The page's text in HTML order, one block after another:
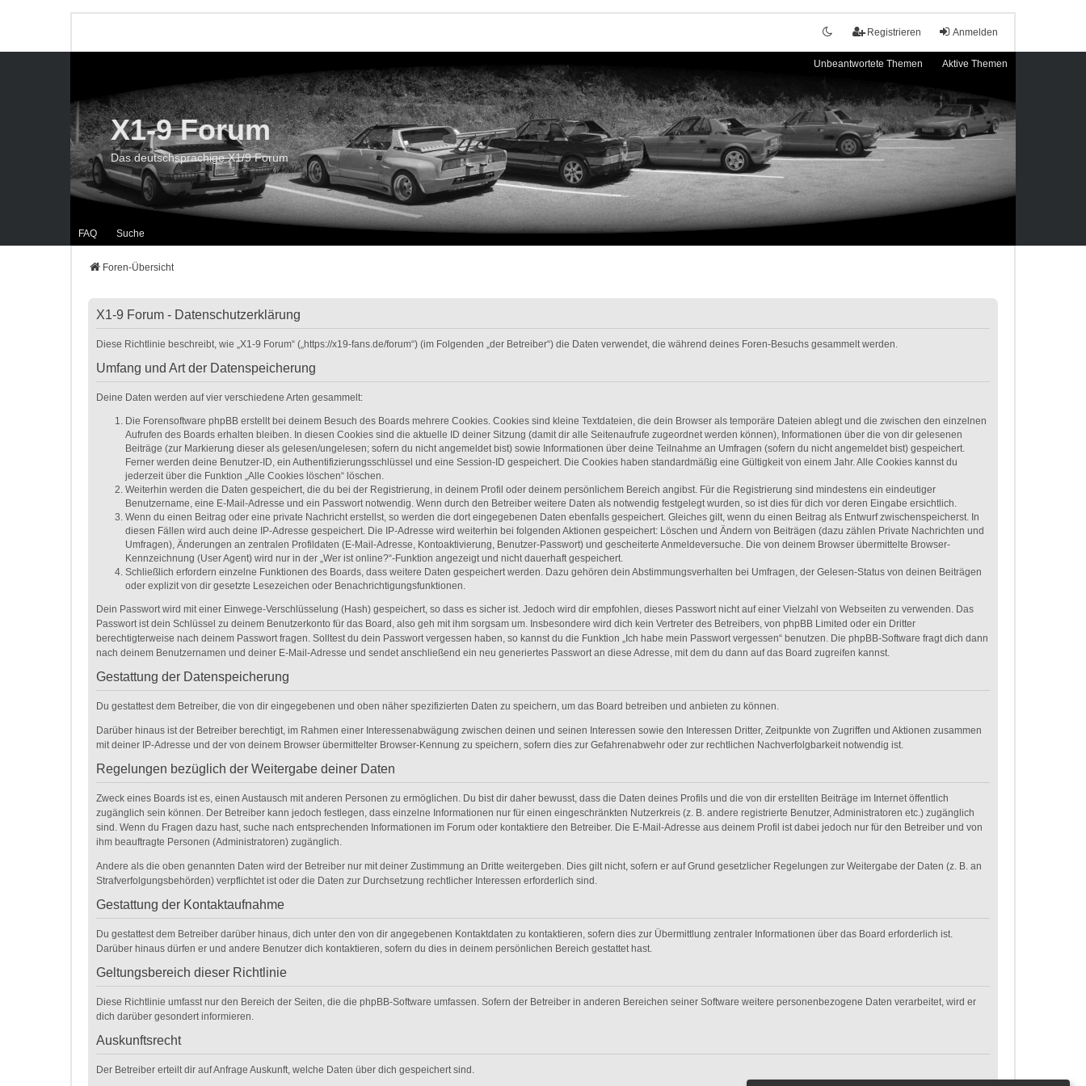
Anmelden
Registrieren
Unbeantwortete Themen Aktive Themen
FAQ Suche
X1-9 Forum
Das deutschsprachige X1/9 Forum
Foren-Übersicht
X1-9 Forum - Datenschutzerklärung
Diese Richtlinie beschreibt, wie „X1-9 Forum“ („https://x19-fans.de/forum“) (im Folgenden „der Betreiber“) die Daten verwendet, die während deines Foren-Besuchs gesammelt werden.
Umfang und Art der Datenspeicherung
Deine Daten werden auf vier verschiedene Arten gesammelt:
Die Forensoftware phpBB erstellt bei deinem Besuch des Boards mehrere Cookies. Cookies sind kleine Textdateien, die dein Browser als temporäre Dateien ablegt und die zwischen den einzelnen
Aufrufen des Boards erhalten bleiben. In diesen Cookies sind die aktuelle ID deiner Sitzung (damit dir alle Seitenaufrufe zugeordnet werden können), Informationen über die von dir gelesenen
Beiträge (zur Markierung dieser als gelesen/ungelesen; sofern du nicht angemeldet bist) sowie Informationen über deine Teilnahme an Umfragen (sofern du nicht angemeldet bist) gespeichert.
Ferner werden deine Benutzer-ID, ein Authentifizierungsschlüssel und eine Session-ID gespeichert. Die Cookies haben standardmäßig eine Gültigkeit von einem Jahr. Alle Cookies kannst du
jederzeit über die Funktion „Alle Cookies löschen“ löschen.
Weiterhin werden die Daten gespeichert, die du bei der Registrierung, in deinem Profil oder deinem persönlichem Bereich angibst. Für die Registrierung sind mindestens ein eindeutiger
Benutzername, eine E-Mail-Adresse und ein Passwort notwendig. Wenn durch den Betreiber weitere Daten als notwendig festgelegt wurden, so ist dies für dich vor deren Eingabe ersichtlich.
Wenn du einen Beitrag oder eine private Nachricht erstellst, so werden die dort eingegebenen Daten ebenfalls gespeichert. Gleiches gilt, wenn du einen Beitrag als Entwurf zwischenspeicherst. In
diesen Fällen wird auch deine IP-Adresse gespeichert. Die IP-Adresse wird weiterhin bei folgenden Aktionen gespeichert: Löschen und Ändern von Beiträgen (dazu zählen Private Nachrichten und
Umfragen), Änderungen an zentralen Profildaten (E-Mail-Adresse, Kontoaktivierung, Benutzer-Passwort) und gescheiterte Anmeldeversuche. Die von deinem Browser übermittelte Browser-
Kennzeichnung (User Agent) wird nur in der „Wer ist online?“-Funktion angezeigt und nicht dauerhaft gespeichert.
Schließlich erfordern einzelne Funktionen des Boards, dass weitere Daten gespeichert werden. Dazu gehören dein Abstimmungsverhalten bei Umfragen, der Gelesen-Status von deinen Beiträgen
oder explizit von dir gesetzte Lesezeichen oder Benachrichtigungsfunktionen.
Dein Passwort wird mit einer Einwege-Verschlüsselung (Hash) gespeichert, so dass es sicher ist. Jedoch wird dir empfohlen, dieses Passwort nicht auf einer Vielzahl von Webseiten zu verwenden. Das
Passwort ist dein Schlüssel zu deinem Benutzerkonto für das Board, also geh mit ihm sorgsam um. Insbesondere wird dich kein Vertreter des Betreibers, von phpBB Limited oder ein Dritter
berechtigterweise nach deinem Passwort fragen. Solltest du dein Passwort vergessen haben, so kannst du die Funktion „Ich habe mein Passwort vergessen“ benutzen. Die phpBB-Software fragt dich dann
nach deinem Benutzernamen und deiner E-Mail-Adresse und sendet anschließend ein neu generiertes Passwort an diese Adresse, mit dem du dann auf das Board zugreifen kannst.
Gestattung der Datenspeicherung
Du gestattest dem Betreiber, die von dir eingegebenen und oben näher spezifizierten Daten zu speichern, um das Board betreiben und anbieten zu können.
Darüber hinaus ist der Betreiber berechtigt, im Rahmen einer Interessenabwägung zwischen deinen und seinen Interessen sowie den Interessen Dritter, Zeitpunkte von Zugriffen und Aktionen zusammen
mit deiner IP-Adresse und der von deinem Browser übermittelter Browser-Kennung zu speichern, sofern dies zur Gefahrenabwehr oder zur rechtlichen Nachverfolgbarkeit notwendig ist.
Regelungen bezüglich der Weitergabe deiner Daten
Zweck eines Boards ist es, einen Austausch mit anderen Personen zu ermöglichen. Du bist dir daher bewusst, dass die Daten deines Profils und die von dir erstellten Beiträge im Internet öffentlich
zugänglich sein können. Der Betreiber kann jedoch festlegen, dass einzelne Informationen nur für einen eingeschränkten Nutzerkreis (z. B. andere registrierte Benutzer, Administratoren etc.) zugänglich
sind. Wenn du Fragen dazu hast, suche nach entsprechenden Informationen im Forum oder kontaktiere den Betreiber. Die E-Mail-Adresse aus deinem Profil ist dabei jedoch nur für den Betreiber und von
ihm beauftragte Personen (Administratoren) zugänglich.
Andere als die oben genannten Daten wird der Betreiber nur mit deiner Zustimmung an Dritte weitergeben. Dies gilt nicht, sofern er auf Grund gesetzlicher Regelungen zur Weitergabe der Daten (z. B. an
Strafverfolgungsbehörden) verpflichtet ist oder die Daten zur Durchsetzung rechtlicher Interessen erforderlich sind.
Gestattung der Kontaktaufnahme
Du gestattest dem Betreiber darüber hinaus, dich unter den von dir angegebenen Kontaktdaten zu kontaktieren, sofern dies zur Übermittlung zentraler Informationen über das Board erforderlich ist.
Darüber hinaus dürfen er und andere Benutzer dich kontaktieren, sofern du dies in deinem persönlichen Bereich gestattet hast.
Geltungsbereich dieser Richtlinie
Diese Richtlinie umfasst nur den Bereich der Seiten, die die phpBB-Software umfassen. Sofern der Betreiber in anderen Bereichen seiner Software weitere personenbezogene Daten verarbeitet, wird er
dich darüber gesondert informieren.
Auskunftsrecht
Der Betreiber erteilt dir auf Anfrage Auskunft, welche Daten über dich gespeichert sind.